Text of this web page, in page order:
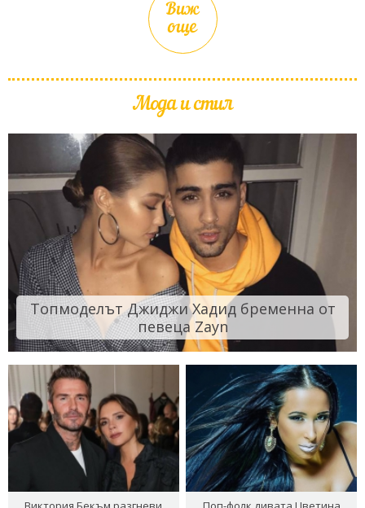
Виж
още
Мода и стил
Топмоделът Джиджи Хадид бременна от
певеца Zayn